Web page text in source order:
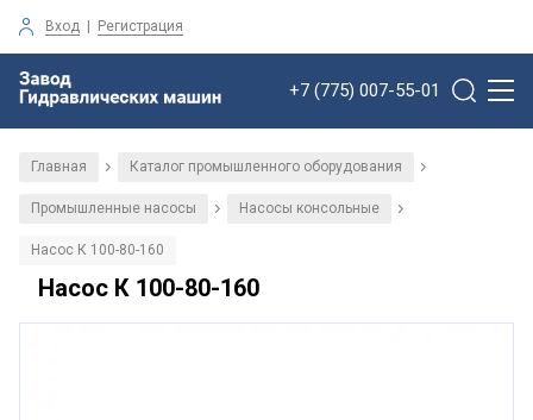
Вход | Регистрация
+7 (775) 007-55-01
Главная / Каталог промышленного оборудования /
Промышленные насосы / Насосы консольные /
Насос К 100-80-160
Насос К 100-80-160